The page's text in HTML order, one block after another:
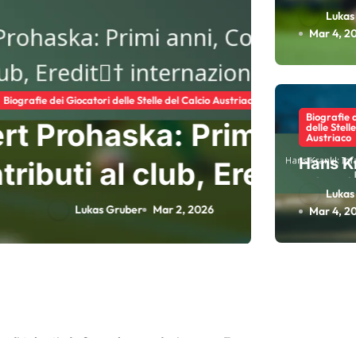
Calcio Austriaco
Primi anni,
Eredità
Mar 4,
Biografie
delle
Austriaco
Hans
neiMar 4,